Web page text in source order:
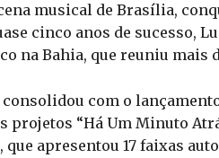
musical de Brasília,
cinco anos de sucesso,
na Bahia, que reuniu mais
consolidou com o
projetos “Há Um Minuto
que apresentou 17 faixas